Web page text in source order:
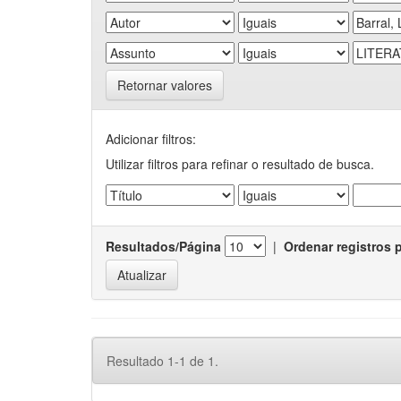
Retornar valores
Adicionar filtros:
Utilizar filtros para refinar o resultado de busca.
Resultados/Página | Ordenar registros
Resultado 1-1 de 1.